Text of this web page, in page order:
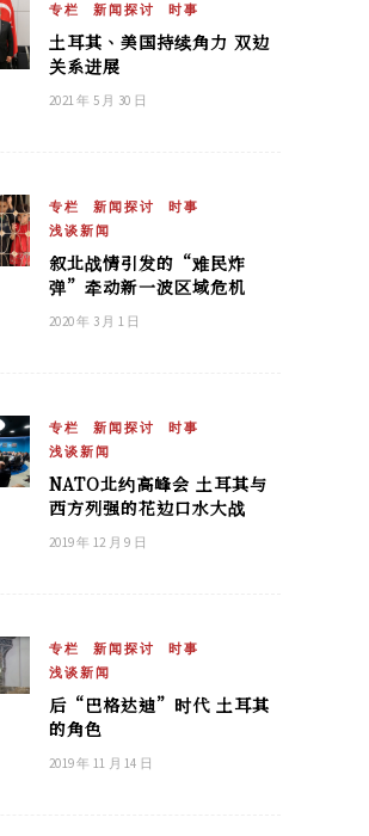
专栏 新闻探讨 时事
土耳其、美国持续角力 双边
关系进展
2021 年 5 月 30 日
专栏 新闻探讨
时事
浅谈新闻
叙北战情引发的“难民炸
弹”牵动新一波区域危机
2020 年 3 月 1 日
专栏 新闻探讨
时事
浅谈新闻
NATO北约高峰会 土耳其与
西方列强的花边口水大战
2019 年 12 月 9 日
专栏 新闻探讨
时事
浅谈新闻
后“巴格达迪”时代 土耳其
的角色
2019 年 11 月 14 日